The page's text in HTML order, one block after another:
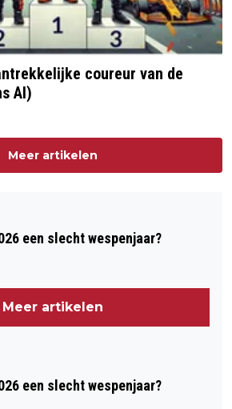
coureur van de
AI)
Meer artikelen
een slecht wespenjaar?
Meer artikelen
een slecht wespenjaar?